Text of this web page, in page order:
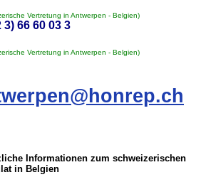
Vertretung in Antwerpen - Belgien)
3) 66 60 03 3
Vertretung in Antwerpen - Belgien)
Informationen zum schweizerischen
in Belgien